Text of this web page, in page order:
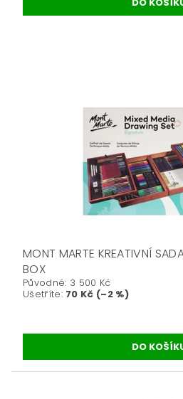
MONT MARTE KREATIVNÍ
BOX
Původně: 3 500 Kč
Ušetříte: 70 Kč (–2 %)